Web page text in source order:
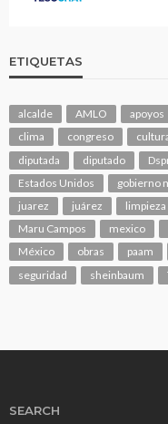
ETIQUETAS
alcalde AMLO apoyos
clima
congreso
diputada
diputado
Estados Unidos
gobierno
juarez
juárez limpieza
Maru Campos
mexico
México
obras paam
seguridad
sheinbaum
SEARCH